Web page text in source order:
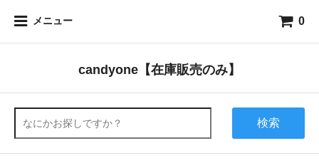
メニュー 0
candyone【在庫販売のみ】
検索